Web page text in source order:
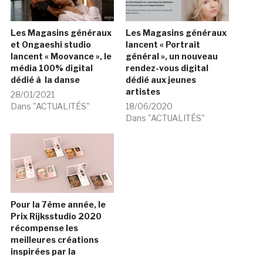
Les Magasins généraux
et Ongaeshi studio
lancent « Moovance », le
média 100% digital
dédié à la danse
28/01/2021
Dans "ACTUALITÉS"
Les Magasins généraux
lancent « Portrait
général », un nouveau
rendez-vous digital
dédié aux jeunes
artistes
18/06/2020
Dans "ACTUALITÉS"
Pour la 7ème année, le
Prix Rijksstudio 2020
récompense les
meilleures créations
inspirées par la